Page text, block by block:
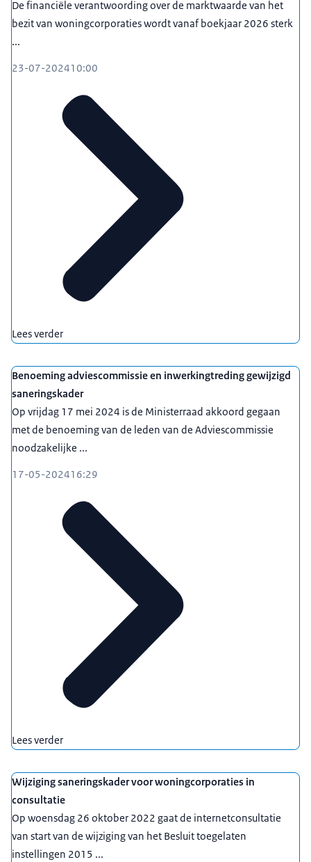
De financiële verantwoording over de marktwaarde van het
bezit van woningcorporaties wordt vanaf boekjaar 2026 sterk
...
23-07-202410:00
Lees verder
Benoeming adviescommissie en inwerkingtreding gewijzigd
saneringskader
Op vrijdag 17 mei 2024 is de Ministerraad akkoord gegaan
met de benoeming van de leden van de Adviescommissie
noodzakelijke ...
17-05-202416:29
Lees verder
Wijziging saneringskader voor woningcorporaties in
consultatie
Op woensdag 26 oktober 2022 gaat de internetconsultatie
van start van de wijziging van het Besluit toegelaten
instellingen 2015 ...